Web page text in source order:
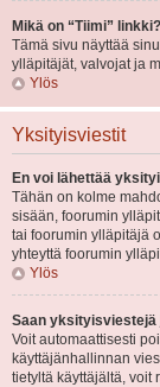
Mikä on “Tiimi” linkki?
Tämä sivu näyttää
ylläpitäjät, valvojat ja
Ylös
Yksityisviestit
En voi lähettää
Tähän on kolme
sisään, foorumin
tai foorumin ylläpitäjä
yhteyttä foorumin
Ylös
Saan yksityisviestejä
Voit automaattisesti
käyttäjänhallinnan
tietyltä käyttäjältä, voit